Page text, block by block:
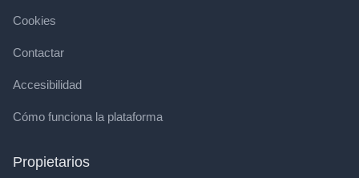
Cookies
Contactar
Accesibilidad
Cómo funciona la plataforma
Propietarios